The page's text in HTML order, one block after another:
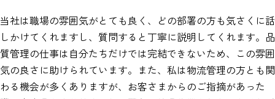
当社は職場の雰囲気がとても良く、どの部署の方も気さくに話
しかけてくれますし、質問すると丁寧に説明してくれます。品
質管理の仕事は自分たちだけでは完結できないため、この雰囲
気の良さに助けられています。また、私は物流管理の方とも関
わる機会が多くありますが、お客さまからのご指摘があった